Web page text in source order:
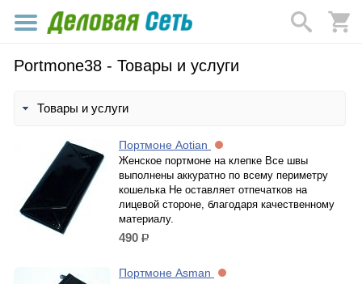
Portmone38 - Товары и услуги
Товары и услуги
Портмоне Aotian
Женское портмоне на клепке Все швы
выполнены аккуратно по всему периметру
кошелька Не оставляет отпечатков на
лицевой стороне, благодаря качественному
материалу.
490 р.
Портмоне Asman